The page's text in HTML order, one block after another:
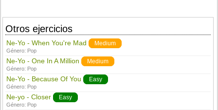
Otros ejercicios
Ne-Yo - When You're Mad Medium
Género: Pop
Ne-Yo - One In A Million Medium
Género: Pop
Ne-Yo - Because Of You Easy
Género: Pop
Ne-yo - Closer Easy
Género: Pop